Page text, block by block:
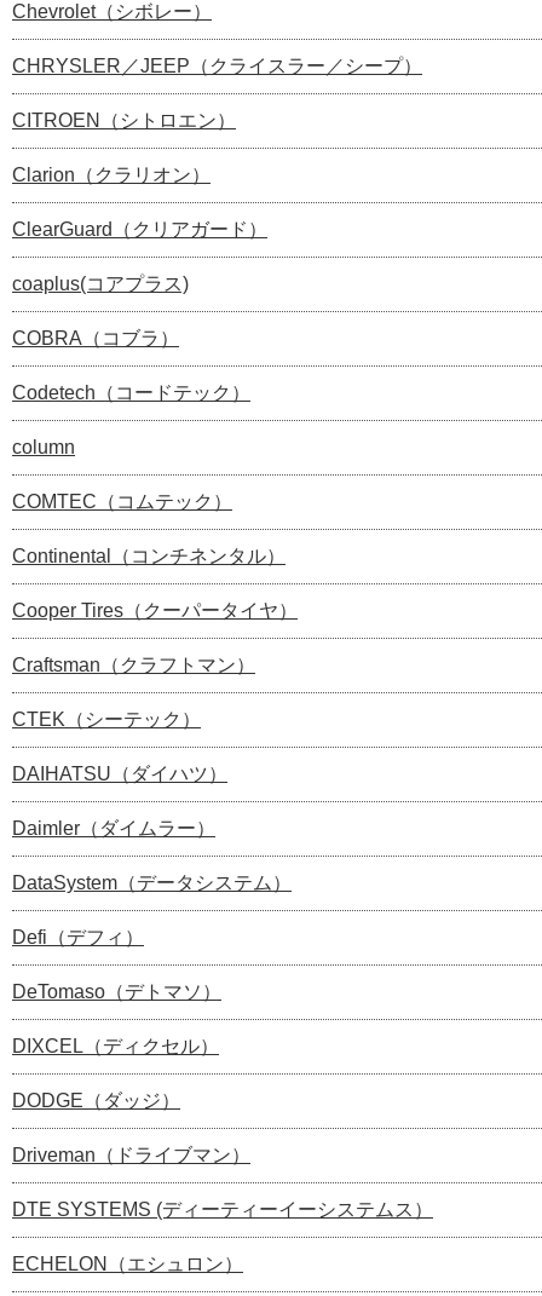
Chevrolet（シボレー）
CHRYSLER／JEEP（クライスラー／シープ）
CITROEN（シトロエン）
Clarion（クラリオン）
ClearGuard（クリアガード）
coaplus(コアプラス)
COBRA（コブラ）
Codetech（コードテック）
column
COMTEC（コムテック）
Continental（コンチネンタル）
Cooper Tires（クーパータイヤ）
Craftsman（クラフトマン）
CTEK（シーテック）
DAIHATSU（ダイハツ）
Daimler（ダイムラー）
DataSystem（データシステム）
Defi（デフィ）
DeTomaso（デトマソ）
DIXCEL（ディクセル）
DODGE（ダッジ）
Driveman（ドライブマン）
DTE SYSTEMS (ディーティーイーシステムス）
ECHELON（エシュロン）